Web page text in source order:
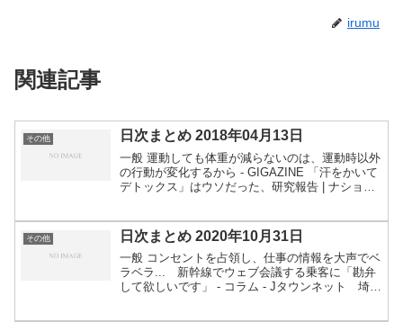
irumu
関連記事
その他 日次まとめ 2018年04月13日
一般 運動しても体重が減らないのは、運動時以外
の行動が変化するから - GIGAZINE 「汗をかいて
デトックス」はウソだった、研究報告 | ナショナ
その他 日次まとめ 2020年10月31日
一般 コンセントを占領し、仕事の情報を大声でベ
ラベラ... 新幹線でウェブ会議する乗客に「勘弁
して欲しいです」 - コラム - Jタウンネット 埼玉